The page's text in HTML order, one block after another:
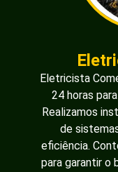
Eletricista
24 horas
Realizamos
de
eficiência.
para garantir o